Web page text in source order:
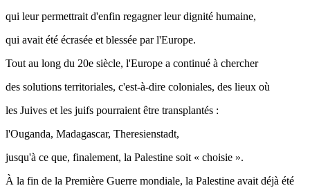
qui leur permettrait d'enfin regagner leur dignité humaine,
qui avait été écrasée et blessée par l'Europe.
Tout au long du 20e siècle, l'Europe a continué à chercher
des solutions territoriales, c'est-à-dire coloniales, des lieux où
les Juives et les juifs pourraient être transplantés :
l'Ouganda, Madagascar, Theresienstadt,
jusqu'à ce que, finalement, la Palestine soit « choisie ».
À la fin de la Première Guerre mondiale, la Palestine avait déjà été